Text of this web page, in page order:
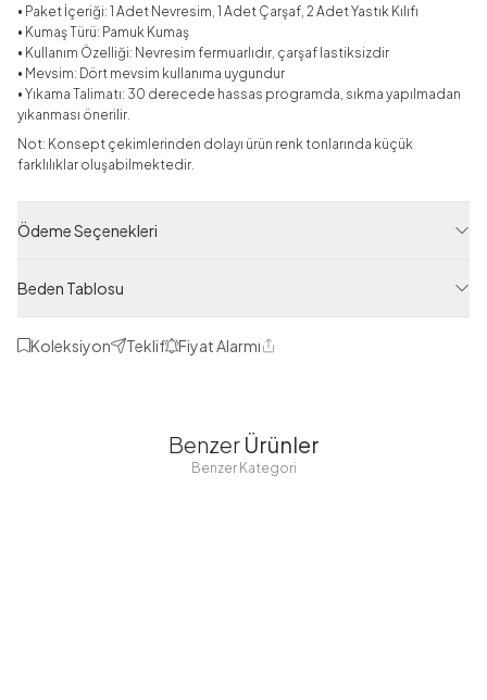
• Paket İçeriği: 1 Adet Nevresim, 1 Adet Çarşaf, 2 Adet Yastık Kılıfı
• Kumaş Türü: Pamuk Kumaş
• Kullanım Özelliği: Nevresim fermuarlıdır, çarşaf lastiksizdir
• Mevsim: Dört mevsim kullanıma uygundur
• Yıkama Talimatı: 30 derecede hassas programda, sıkma yapılmadan
yıkanması önerilir.
Not: Konsept çekimlerinden dolayı ürün renk tonlarında küçük
farklılıklar oluşabilmektedir.
Yeni Sezon
Tedarikçi Ürün Kodu
Ürün Kodu
Ödeme Seçenekleri
Beden Tablosu
Koleksiyon Teklif Fiyat AlarmıPaylaş
Benzer Ürünler
Benzer Kategori